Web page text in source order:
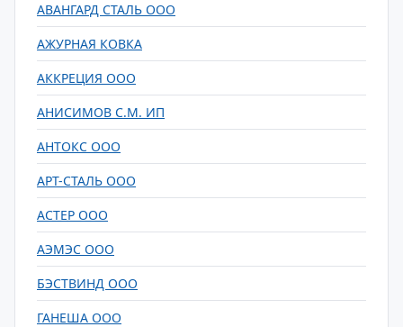
АВАНГАРД СТАЛЬ ООО
АЖУРНАЯ КОВКА
АККРЕЦИЯ ООО
АНИСИМОВ С.М. ИП
АНТОКС ООО
АРТ-СТАЛЬ ООО
АСТЕР ООО
АЭМЭС ООО
БЭСТВИНД ООО
ГАНЕША ООО